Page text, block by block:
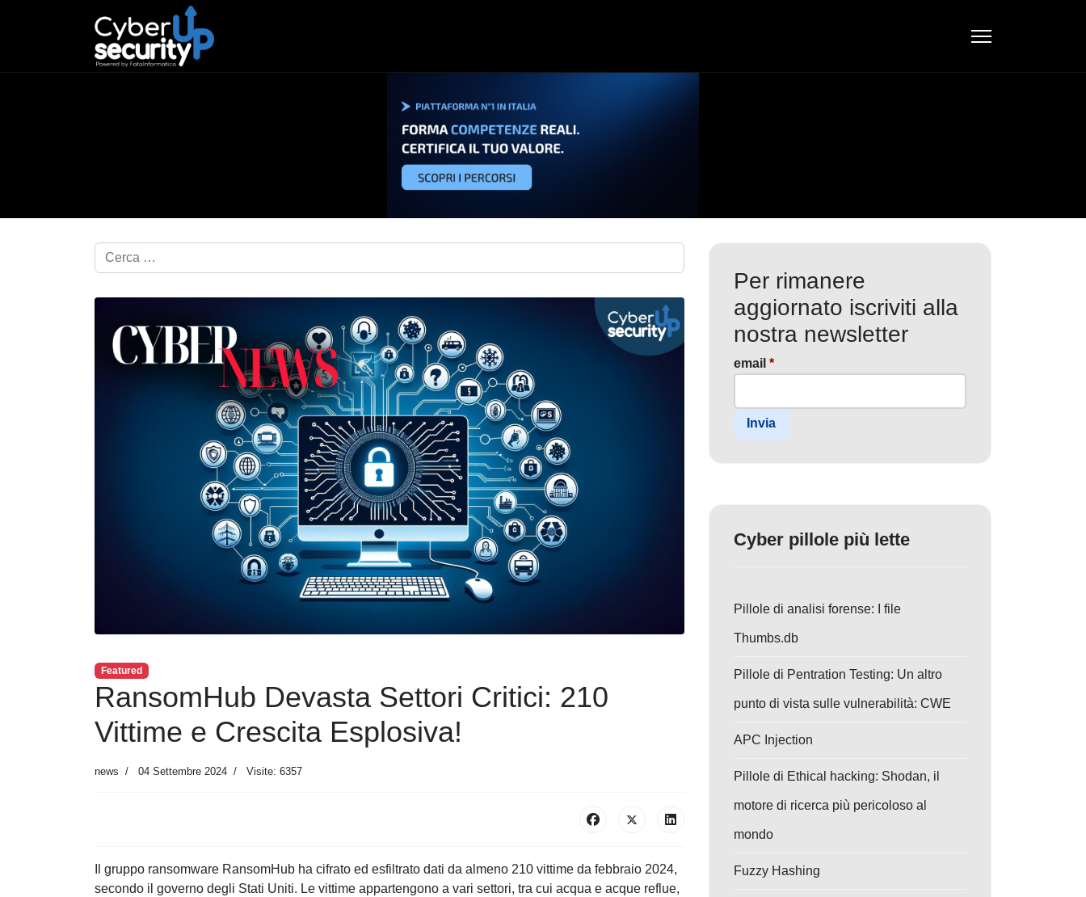
Cerca nel blog...
Featured
RansomHub Devasta Settori Critici: 210
Vittime e Crescita Esplosiva!
news 04 Settembre 2024 Visite: 6357
Il gruppo ransomware RansomHub ha cifrato ed esfiltrato dati da almeno 210 vittime da febbraio 2024,
secondo il governo degli Stati Uniti. Le vittime appartengono a vari settori, tra cui acqua e acque reflue,
Per rimanere
aggiornato iscriviti alla
nostra newsletter
email *
Invia
Cyber pillole più lette
Pillole di analisi forense: I file
Thumbs.db
Pillole di Pentration Testing: Un altro
punto di vista sulle vulnerabilità: CWE
APC Injection
Pillole di Ethical hacking: Shodan, il
motore di ricerca più pericoloso al
mondo
Fuzzy Hashing